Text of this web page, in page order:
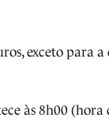
exceto para
às 8h00 (hora